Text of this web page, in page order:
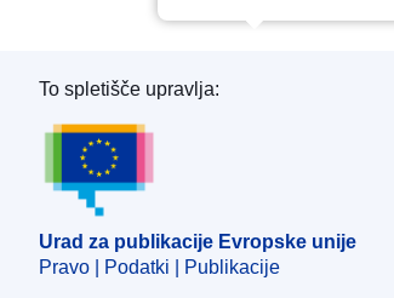
Urad za publikacije Evropske unije
To spletišče upravlja:
Urad za publikacije Evropske unije
Pravo | Podatki | Publikacije